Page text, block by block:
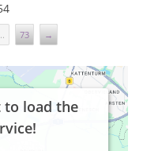
73 →
to load the